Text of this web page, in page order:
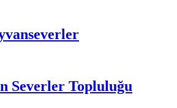
Severler Topluluğu